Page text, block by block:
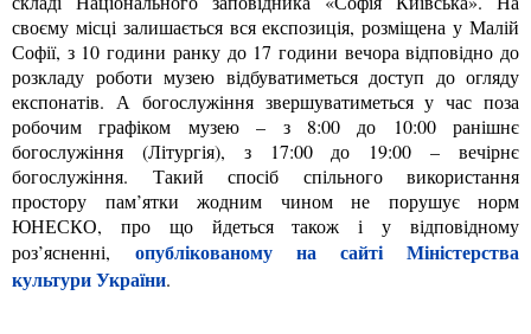
своєму місці залишається вся експозиція, розміщена у Малій
Софії, з 10 години ранку до 17 години вечора відповідно до
розкладу роботи музею відбуватиметься доступ до огляду
експонатів. А богослужіння звершуватиметься у час поза
робочим графіком музею – з 8:00 до 10:00 ранішнє
богослужіння (Літургія), з 17:00 до 19:00 – вечірнє
богослужіння. Такий спосіб спільного використання
простору пам’ятки жодним чином не порушує норм
ЮНЕСКО, про що йдеться також і у відповідному
роз’ясненні, опублікованому на сайті Міністерства
культури України.